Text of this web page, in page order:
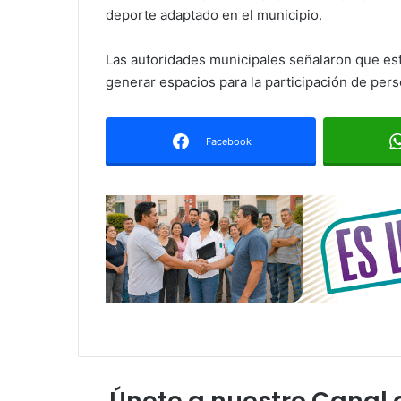
deporte adaptado en el municipio.
Las autoridades municipales señalaron que
generar espacios para la participación de
Facebook